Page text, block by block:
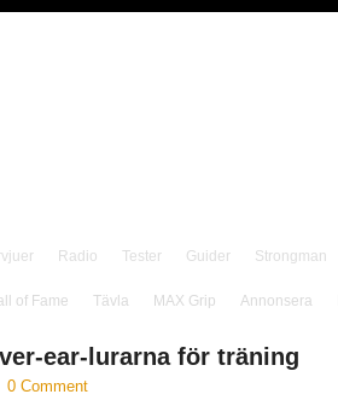
Radio Tester Guider Strongman
of Fame Tävla MAX Grip Annonsera
ear-lurarna för träning
0 Comment